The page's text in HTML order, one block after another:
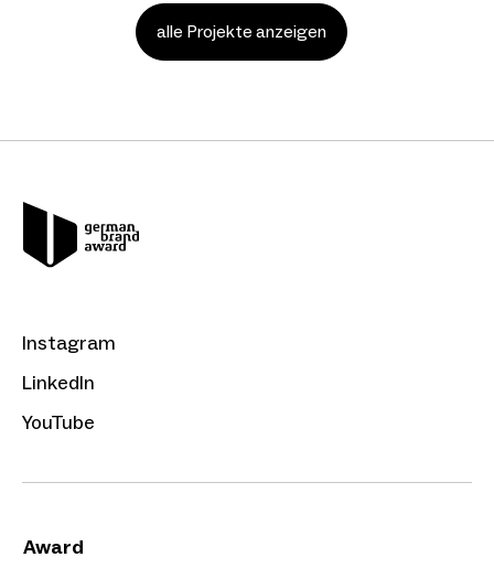
alle Projekte anzeigen
Instagram
LinkedIn
YouTube
Award